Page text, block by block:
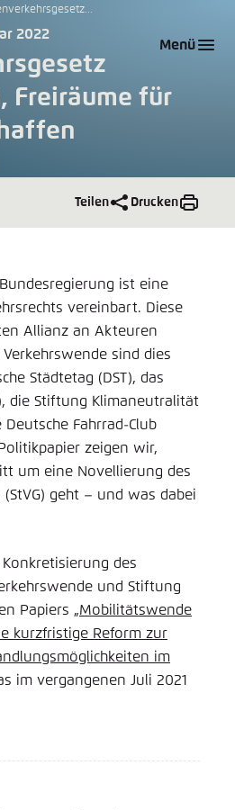
Menü
2022
Freiräume für
Teilen Drucken
ist eine
vereinbart. Diese
Allianz an Akteuren
sind dies
Städtetag (DST), das
die Stiftung Klimaneutralität
Fahrrad-Club
zeigen wir,
um eine Novellierung des
geht – und was dabei
des
und Stiftung
Papiers „Mobilitätswende
kurzfristige Reform zur
im
im vergangenen Juli 2021
... und ... zu verwalten.
Passwort vergessen?
Anmelden
Noch kein Benutzerkonto?
Webseite
Farbschema basierend
Wählen Sie aus,
diese Webseite im Browser
Übernehmen